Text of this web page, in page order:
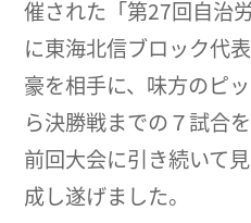
催された「第27回自治
に東海北信ブロック代
豪を相手に、味方のピ
ら決勝戦までの７試合
前回大会に引き続いて
成し遂げました。